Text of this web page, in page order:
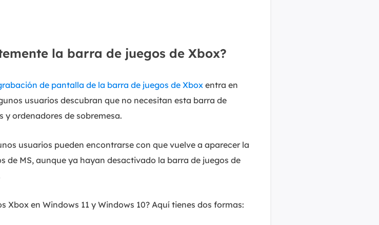
la barra de juegos de Xbox?
de pantalla de la barra de juegos de Xbox entra en
usuarios descubran que no necesitan esta barra de
y ordenadores de sobremesa.
usuarios pueden encontrarse con que vuelve a aparecer la
de MS, aunque ya hayan desactivado la barra de juegos de
Xbox en Windows 11 y Windows 10? Aquí tienes dos formas: